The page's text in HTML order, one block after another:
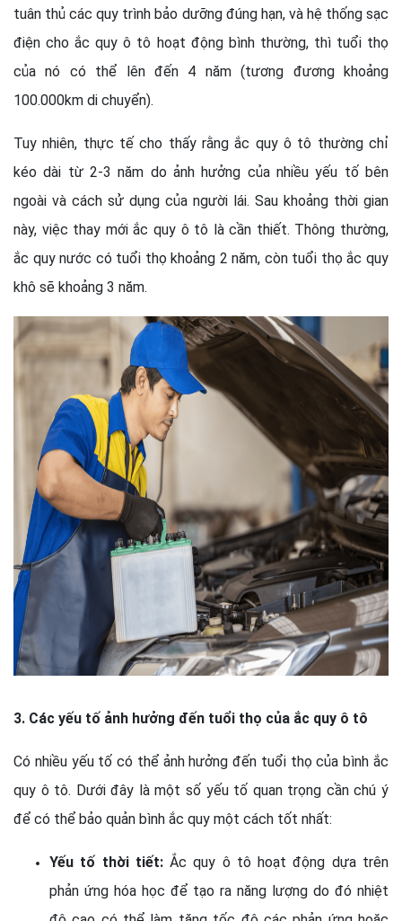
tuân thủ các quy trình bảo dưỡng đúng hạn, và hệ thống sạc
điện cho ắc quy ô tô hoạt động bình thường, thì tuổi thọ
của nó có thể lên đến 4 năm (tương đương khoảng
100.000km di chuyển).
Tuy nhiên, thực tế cho thấy rằng ắc quy ô tô thường chỉ
kéo dài từ 2-3 năm do ảnh hưởng của nhiều yếu tố bên
ngoài và cách sử dụng của người lái. Sau khoảng thời gian
này, việc thay mới ắc quy ô tô là cần thiết. Thông thường,
ắc quy nước có tuổi thọ khoảng 2 năm, còn tuổi thọ ắc quy
khô sẽ khoảng 3 năm.
3. Các yếu tố ảnh hưởng đến tuổi thọ của ắc quy ô tô
Có nhiều yếu tố có thể ảnh hưởng đến tuổi thọ của bình ắc
quy ô tô. Dưới đây là một số yếu tố quan trọng cần chú ý
để có thể bảo quản bình ắc quy một cách tốt nhất:
Yếu tố thời tiết:Ắc quy ô tô hoạt động dựa trên
phản ứng hóa học để tạo ra năng lượng do đó nhiệt